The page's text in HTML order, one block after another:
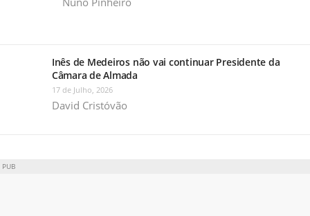
Inês de Medeiros não vai continuar Presidente da
Câmara de Almada
17 de Julho, 2026
David Cristóvão
PUB